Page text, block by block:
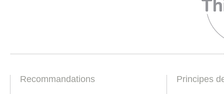
Recommandations Principes